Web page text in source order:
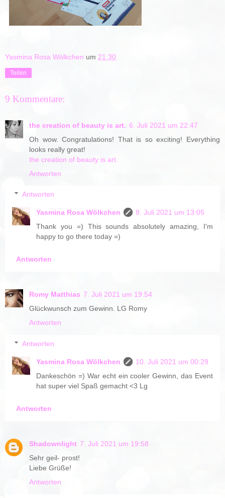
Yasmina Rosa Wölkchen um 21:30
Teilen
9 Kommentare:
the creation of beauty is art. 6. Juli 2021 um 22:47
Oh wow. Congratulations! That is so exciting! Everything
looks really great!
the creation of beauty is art.
Antworten
Antworten
Yasmina Rosa Wölkchen
8. Juli 2021 um 13:05
Thank you =) This sounds absolutely amazing, I'm
happy to go there today =)
Antworten
Romy Matthias 7. Juli 2021 um 19:54
Glückwunsch zum Gewinn. LG Romy
Antworten
Antworten
Yasmina Rosa Wölkchen
10. Juli 2021 um 00:29
Dankeschön =) War echt ein cooler Gewinn, das Event
hat super viel Spaß gemacht <3 Lg
Antworten
Shadownlight 7. Juli 2021 um 19:58
Sehr geil- prost!
Liebe Grüße!
Antworten